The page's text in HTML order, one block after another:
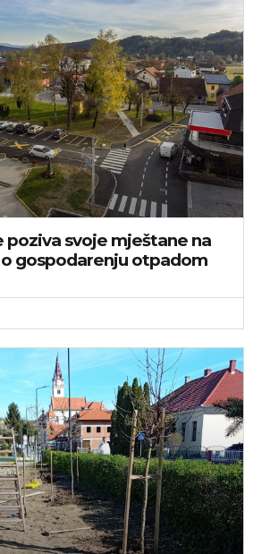
poziva svoje mještane na
gospodarenju otpadom